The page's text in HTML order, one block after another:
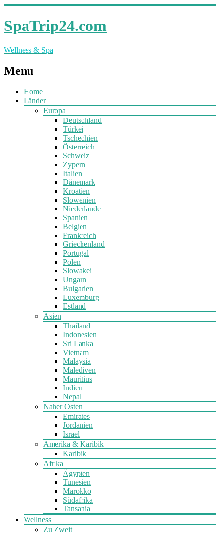
SpaTrip24.com
Wellness & Spa
Menu
Home
Länder
Europa
Deutschland
Türkei
Tschechien
Österreich
Schweiz
Zypern
Italien
Dänemark
Kroatien
Slowenien
Niederlande
Spanien
Belgien
Frankreich
Griechenland
Portugal
Polen
Slowakei
Ungarn
Bulgarien
Luxemburg
Estland
Asien
Thailand
Indonesien
Sri Lanka
Vietnam
Malaysia
Malediven
Mauritius
Indien
Nepal
Naher Osten
Emirates
Jordanien
Israel
Amerika & Karibik
Karibik
Afrika
Ägypten
Tunesien
Marokko
Südafrika
Tansania
Wellness
Zu Zweit